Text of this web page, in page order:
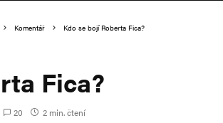
Komentář Kdo se bojí Roberta Fica?
Fica?
20 2 min. čtení